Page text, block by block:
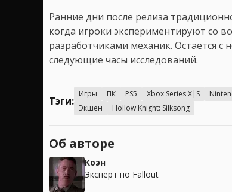
Ранние дни после релиза
когда игроки экспериментируют со
разработчиками механик. Остается
следующие часы исследований.
Тэги:
Игры ПК PS5 Xbox Series X|S
Экшен
Hollow Knight: Silksong
Об авторе
Коэн
Эксперт по Fallout